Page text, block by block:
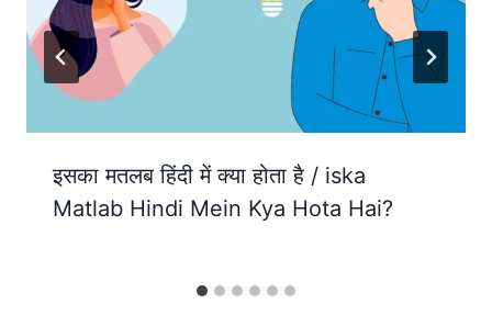
इसका मतलब हिंदी में क्या होता है / iska
Matlab Hindi Mein Kya Hota Hai?